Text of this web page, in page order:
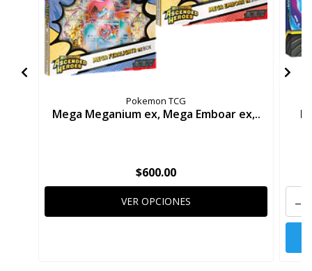
Pokemon TCG
Mega Meganium ex, Mega Emboar ex,..
$600.00
VER OPCIONES -